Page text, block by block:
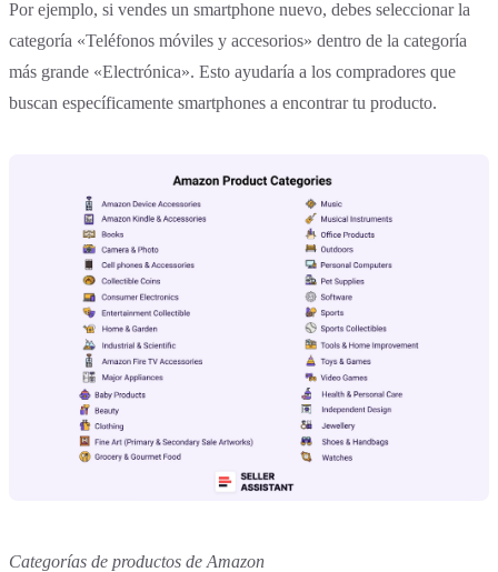
Por ejemplo, si vendes un smartphone nuevo, debes seleccionar la
categoría «Teléfonos móviles y accesorios» dentro de la categoría
más grande «Electrónica». Esto ayudaría a los compradores que
buscan específicamente smartphones a encontrar tu producto.
Categorías de productos de Amazon